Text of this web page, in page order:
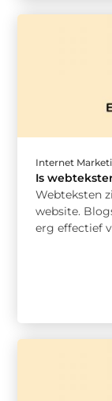
Internet
Is
Webteksten
website.
erg effectief